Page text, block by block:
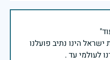
הינו נתיב פועלנו